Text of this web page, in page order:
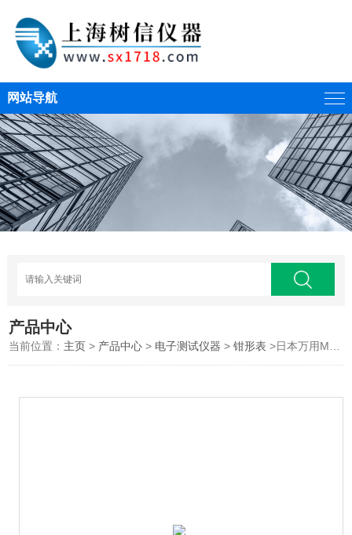
网站导航
产品中心
当前位置： 主页 > 产品中心 > 电子测试仪器 >钳形表 >日本万用M-110高精度袖珍钳表